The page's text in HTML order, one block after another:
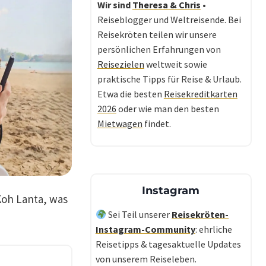
Lanta, was
Wir sind Theresa & Chris •
Reiseblogger und Weltreisende. Bei
Reisekröten teilen wir unsere
persönlichen Erfahrungen von
Reisezielen weltweit sowie
praktische Tipps für Reise & Urlaub.
Etwa die besten Reisekreditkarten
2026 oder wie man den besten
Mietwagen findet.
Instagram
Sei Teil unserer Reisekröten-
Instagram-Community: ehrliche
Reisetipps & tagesaktuelle Updates
von unserem Reiseleben.